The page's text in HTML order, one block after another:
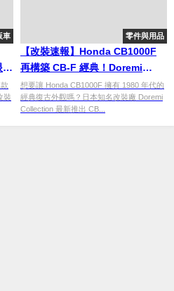
車
裝
零件與用品
【改裝速報】Honda CB1000F
再構築 CB-F 經典！Doremi
Collection AMA Spencer 規格
完整解析
想要讓 Honda CB1000F 擁有 1980 年代的
經典復古外觀嗎？日本知名改裝廠 Doremi
Collection 最新推出 CB...